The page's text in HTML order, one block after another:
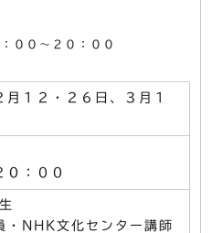
００～２０：００
月１２・２６日、３月１
０：００
・NHK文化センター講師